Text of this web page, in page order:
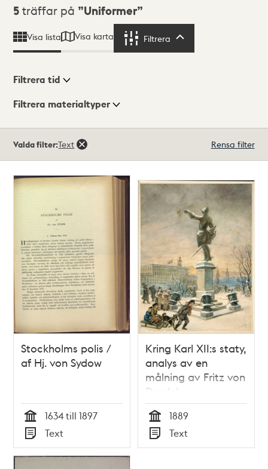
Sökresultat
5 träffar på Uniformer
Visa lista Visa karta Filtrera
Visningsläge
Filtrera tid
Filtrera materialtyper
träffar
Valda filter:Text Rensa filter
Stockholms polis /
af Hj. von Sydow
Tid
1634 till 1897
Typ
Text
Kring Karl XII:s staty,
analys av en
målning av Fritz von
Dardel
Tid
1889
Typ
Text